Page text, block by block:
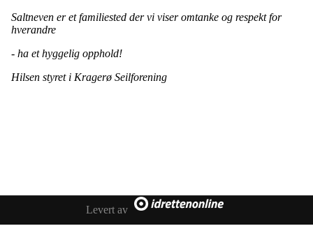
Saltneven er et familiested der vi viser omtanke og respekt for
hverandre
- ha et hyggelig opphold!
Hilsen styret i Kragerø Seilforening
Preben Jørgensen (pcontracts@gmail.com)
Levert av